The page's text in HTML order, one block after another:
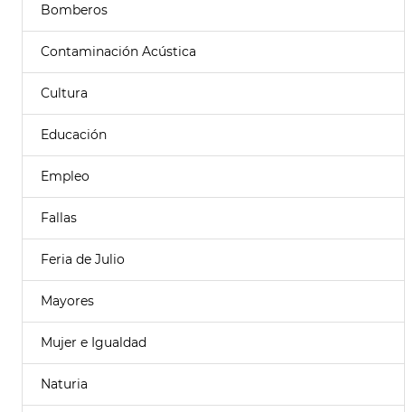
Bomberos
Contaminación Acústica
Cultura
Educación
Empleo
Fallas
Feria de Julio
Mayores
Mujer e Igualdad
Naturia